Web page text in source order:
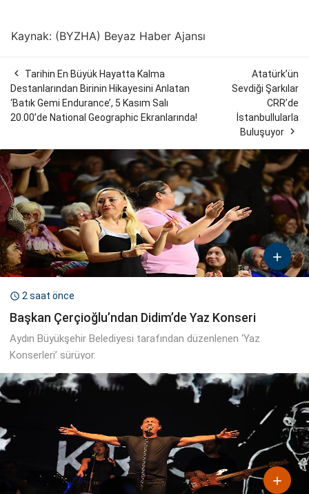
Kaynak: (BYZHA) Beyaz Haber Ajansı

Tarihin En Büyük Hayatta Kalma
Destanlarından Birinin Hikayesini Anlatan
‘Batık Gemi Endurance’, 5 Kasım Salı
20.00’de National Geographic Ekranlarında!
Atatürk’ün
Sevdiği Şarkılar
CRR’de
İstanbullularla
Buluşuyor 

 2 saat önce
Başkan Çerçioğlu’ndan Didim’de Yaz Konseri
Aydın Büyükşehir Belediyesi tarafından düzenlenen ‘Yaz
Konserleri’ sürüyor.
